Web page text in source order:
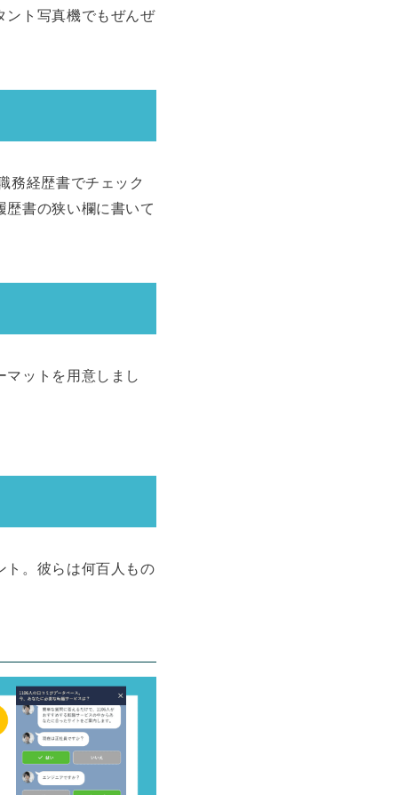
ント写真機でもぜんぜ
務経歴書でチェック
書の狭い欄に書いて
ットを用意しまし
ト。彼らは何百人もの